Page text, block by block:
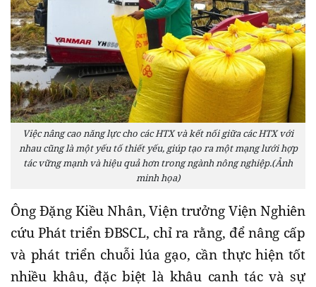
Việc nâng cao năng lực cho các HTX và kết nối giữa các HTX với
nhau cũng là một yếu tố thiết yếu, giúp tạo ra một mạng lưới hợp
tác vững mạnh và hiệu quả hơn trong ngành nông nghiệp.(Ảnh
minh họa)
Ông Đặng Kiều Nhân, Viện trưởng Viện Nghiên
cứu Phát triển ĐBSCL, chỉ ra rằng, để nâng cấp
và phát triển chuỗi lúa gạo, cần thực hiện tốt
nhiều khâu, đặc biệt là khâu canh tác và sự